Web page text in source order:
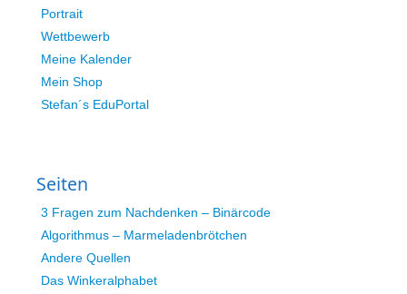
Portrait
Wettbewerb
Meine Kalender
Mein Shop
Stefan´s EduPortal
Seiten
3 Fragen zum Nachdenken – Binärcode
Algorithmus – Marmeladenbrötchen
Andere Quellen
Das Winkeralphabet